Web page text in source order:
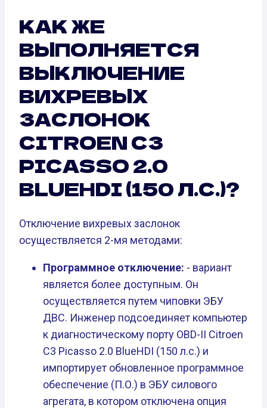
КАК ЖЕ
ВЫПОЛНЯЕТСЯ
ВЫКЛЮЧЕНИЕ
ВИХРЕВЫХ
ЗАСЛОНОК
CITROEN C3
PICASSO 2.0
BLUEHDI (150 Л.С.)?
Отключение вихревых заслонок
осуществляется 2-мя методами:
Программное отключение: - вариант
является более доступным. Он
осуществляется путем чиповки ЭБУ
ДВС. Инженер подсоединяет компьютер
к диагностическому порту OBD-II Citroen
C3 Picasso 2.0 BlueHDI (150 л.с.) и
импортирует обновленное программное
обеспечение (П.О.) в ЭБУ силового
агрегата, в котором отключена опция